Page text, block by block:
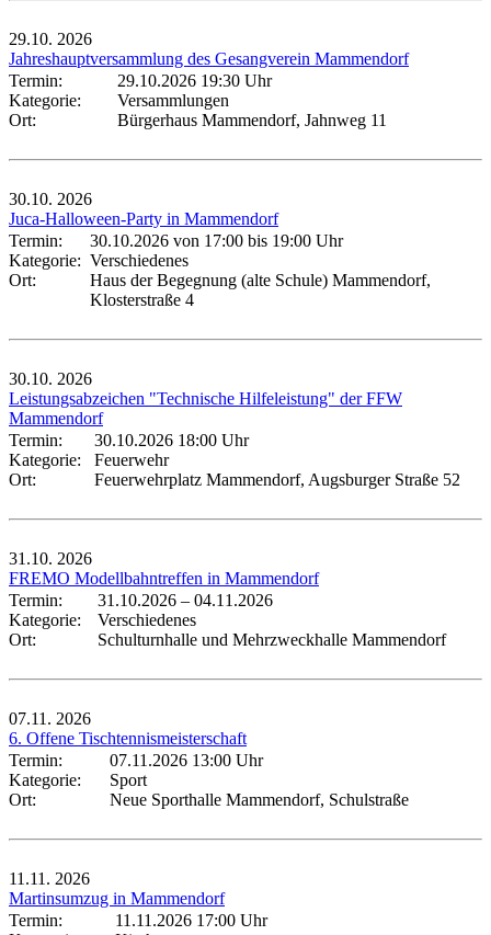
29.10. 2026
Jahreshauptversammlung des Gesangverein Mammendorf
Termin:
29.10.2026 19:30 Uhr
Kategorie:
Versammlungen
Ort:
Bürgerhaus Mammendorf, Jahnweg 11
30.10. 2026
Juca-Halloween-Party in Mammendorf
Termin:
30.10.2026 von 17:00 bis 19:00 Uhr
Kategorie: Verschiedenes
Ort:
Haus der Begegnung (alte Schule) Mammendorf,
Klosterstraße 4
30.10. 2026
Leistungsabzeichen "Technische Hilfeleistung" der FFW
Mammendorf
Termin:
30.10.2026 18:00 Uhr
Kategorie:
Feuerwehr
Ort:
Feuerwehrplatz Mammendorf, Augsburger Straße 52
31.10. 2026
FREMO Modellbahntreffen in Mammendorf
Termin:
31.10.2026 – 04.11.2026
Kategorie:
Verschiedenes
Ort:
Schulturnhalle und Mehrzweckhalle Mammendorf
07.11. 2026
6. Offene Tischtennismeisterschaft
Termin:
07.11.2026 13:00 Uhr
Kategorie:
Sport
Ort:
Neue Sporthalle Mammendorf, Schulstraße
11.11. 2026
Martinsumzug in Mammendorf
Termin:
11.11.2026 17:00 Uhr